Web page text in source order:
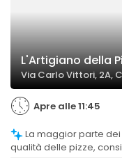
L'Artigiano della
Via Carlo Vittori, 2A,
Apre alle 11:45
qualità delle pizze,